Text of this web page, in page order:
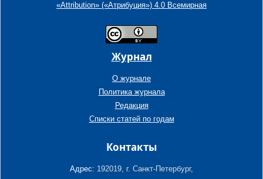
«Attribution» («Атрибуция») 4.0 Всемирная
Журнал
О журнале
Политика журнала
Редакция
Списки статей по годам
Контакты
Адрес: 192019, г. Санкт-Петербург,